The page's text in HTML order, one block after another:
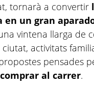
tornarà a convertir
en un gran
vintena llarga de
activitats
pensades
al carrer.